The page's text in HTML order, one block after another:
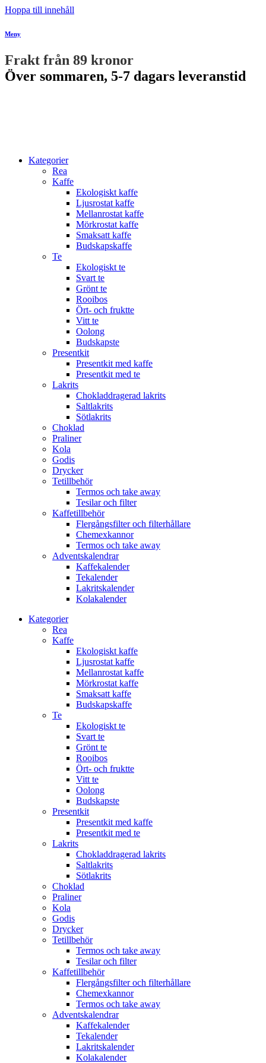
Hoppa till innehåll
Meny
Frakt från 89 kronor
Över sommaren, 5-7 dagars leveranstid
Kategorier
Rea
Kaffe
Ekologiskt kaffe
Ljusrostat kaffe
Mellanrostat kaffe
Mörkrostat kaffe
Smaksatt kaffe
Budskapskaffe
Te
Ekologiskt te
Svart te
Grönt te
Rooibos
Ört- och fruktte
Vitt te
Oolong
Budskapste
Presentkit
Presentkit med kaffe
Presentkit med te
Lakrits
Chokladdragerad lakrits
Saltlakrits
Sötlakrits
Choklad
Praliner
Kola
Godis
Drycker
Tetillbehör
Termos och take away
Tesilar och filter
Kaffetillbehör
Flergångsfilter och filterhållare
Chemexkannor
Termos och take away
Adventskalendrar
Kaffekalender
Tekalender
Lakritskalender
Kolakalender
Kategorier
Rea
Kaffe
Ekologiskt kaffe
Ljusrostat kaffe
Mellanrostat kaffe
Mörkrostat kaffe
Smaksatt kaffe
Budskapskaffe
Te
Ekologiskt te
Svart te
Grönt te
Rooibos
Ört- och fruktte
Vitt te
Oolong
Budskapste
Presentkit
Presentkit med kaffe
Presentkit med te
Lakrits
Chokladdragerad lakrits
Saltlakrits
Sötlakrits
Choklad
Praliner
Kola
Godis
Drycker
Tetillbehör
Termos och take away
Tesilar och filter
Kaffetillbehör
Flergångsfilter och filterhållare
Chemexkannor
Termos och take away
Adventskalendrar
Kaffekalender
Tekalender
Lakritskalender
Kolakalender